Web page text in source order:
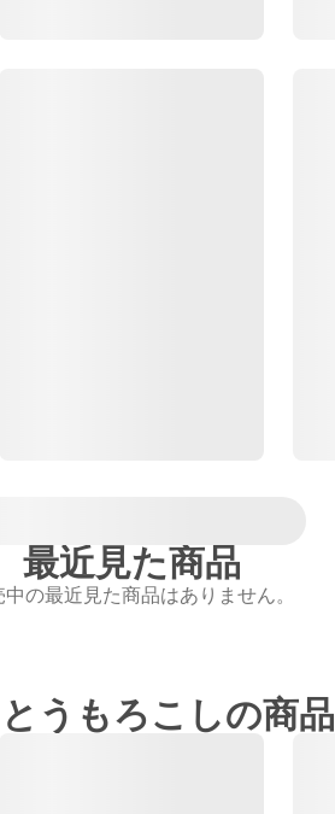
最近見た商品
中の最近見た商品はありません。
うもろこしの商品